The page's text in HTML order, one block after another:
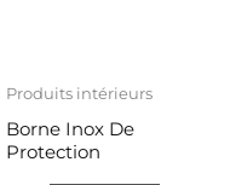
Produits intérieurs
Borne Inox De
Protection